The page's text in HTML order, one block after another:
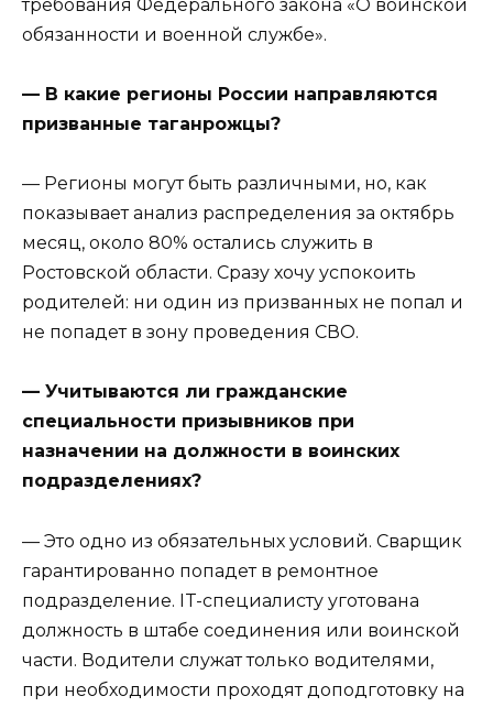
требования Федерального закона «О воинской
обязанности и военной службе».
— В какие регионы России направляются
призванные таганрожцы?
— Регионы могут быть различными, но, как
показывает анализ распределения за октябрь
месяц, около 80% остались служить в
Ростовской области. Сразу хочу успокоить
родителей: ни один из призванных не попал и
не попадет в зону проведения СВО.
— Учитываются ли гражданские
специальности призывников при
назначении на должности в воинских
подразделениях?
— Это одно из обязательных условий. Сварщик
гарантированно попадет в ремонтное
подразделение. IT-специалисту уготована
должность в штабе соединения или воинской
части. Водители служат только водителями,
при необходимости проходят доподготовку на